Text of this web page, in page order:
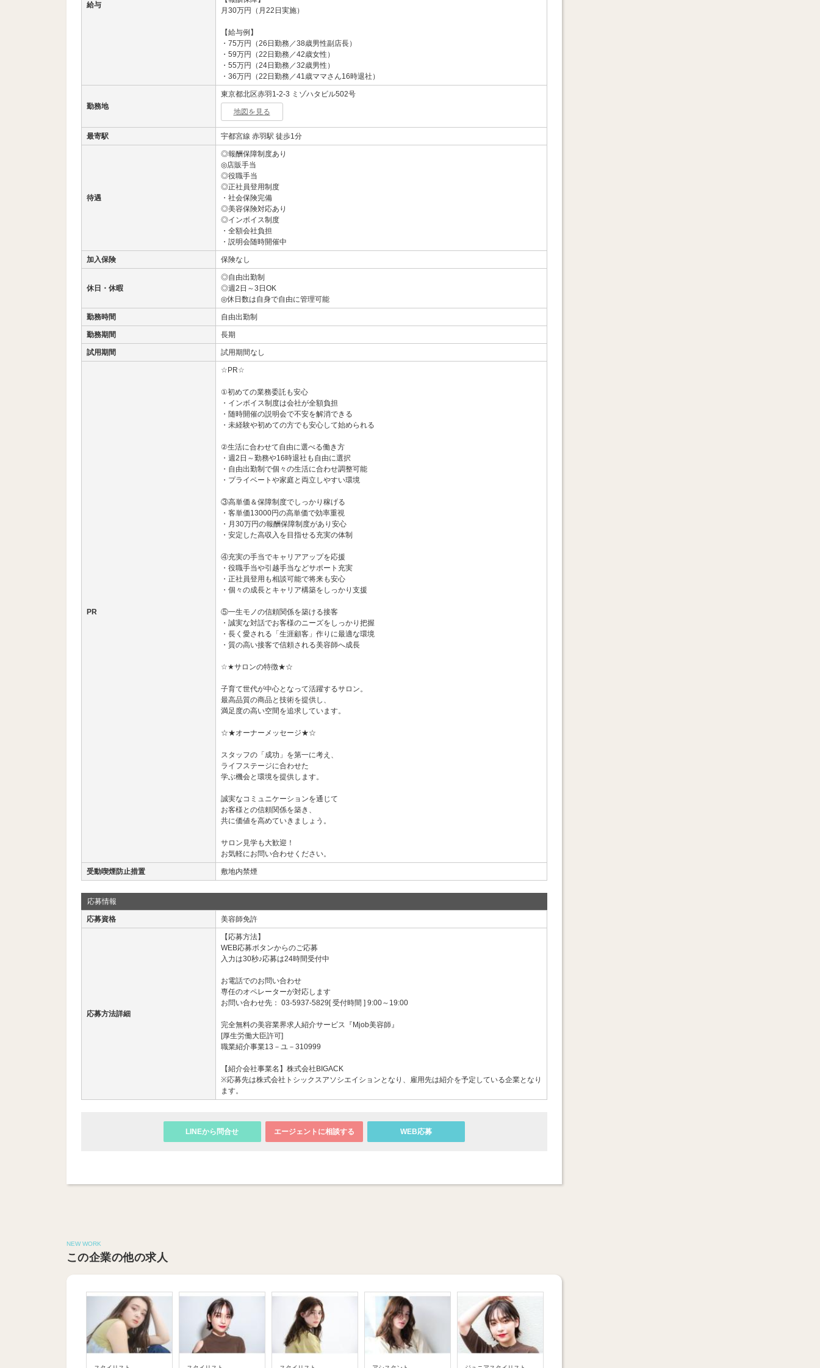
給与
月30万円（月22日実施）
【給与例】
・75万円（26日勤務／38歳男性副店長）
・59万円（22日勤務／42歳女性）
・55万円（24日勤務／32歳男性）
・36万円（22日勤務／41歳ママさん16時退社）
勤務地
東京都北区赤羽1-2-3 ミゾハタビル502号
地図を見る
最寄駅 宇都宮線 赤羽駅 徒歩1分
待遇
◎報酬保障制度あり
◎店販手当
◎役職手当
◎正社員登用制度
・社会保険完備
◎美容保険対応あり
◎インボイス制度
・全額会社負担
・説明会随時開催中
加入保険 保険なし
休日・休暇
◎自由出勤制
◎週2日～3日OK
◎休日数は自身で自由に管理可能
勤務時間 自由出勤制
勤務期間 長期
試用期間 試用期間なし
PR
☆PR☆
①初めての業務委託も安心
・インボイス制度は会社が全額負担
・随時開催の説明会で不安を解消できる
・未経験や初めての方でも安心して始められる
②生活に合わせて自由に選べる働き方
・週2日～勤務や16時退社も自由に選択
・自由出勤制で個々の生活に合わせ調整可能
・プライベートや家庭と両立しやすい環境
③高単価＆保障制度でしっかり稼げる
・客単価13000円の高単価で効率重視
・月30万円の報酬保障制度があり安心
・安定した高収入を目指せる充実の体制
④充実の手当でキャリアアップを応援
・役職手当や引越手当などサポート充実
・正社員登用も相談可能で将来も安心
・個々の成長とキャリア構築をしっかり支援
⑤一生モノの信頼関係を築ける接客
・誠実な対話でお客様のニーズをしっかり把握
・長く愛される「生涯顧客」作りに最適な環境
・質の高い接客で信頼される美容師へ成長
☆★サロンの特徴★☆
子育て世代が中心となって活躍するサロン。
最高品質の商品と技術を提供し、
満足度の高い空間を追求しています。
☆★オーナーメッセージ★☆
スタッフの「成功」を第一に考え、
ライフステージに合わせた
学ぶ機会と環境を提供します。
誠実なコミュニケーションを通じて
お客様との信頼関係を築き、
共に価値を高めていきましょう。
サロン見学も大歓迎！
お気軽にお問い合わせください。
受動喫煙防止措置 敷地内禁煙
応募情報
応募資格 美容師免許
応募方法詳細
【応募方法】
WEB応募ボタンからのご応募
入力は30秒♪応募は24時間受付中
お電話でのお問い合わせ
専任のオペレーターが対応します
お問い合わせ先： 03-5937-5829[ 受付時間 ] 9:00～19:00
完全無料の美容業界求人紹介サービス『Mjob美容師』
[厚生労働大臣許可]
職業紹介事業13－ユ－310999
【紹介会社事業名】株式会社BIGACK
※応募先は株式会社トシックスアソシエイションとなり、雇用先は紹介を予定している企業となり
ます。
LINEから問合せ エージェントに相談する WEB応募
NEW WORK
この企業の他の求人